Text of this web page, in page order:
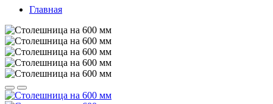
Главная